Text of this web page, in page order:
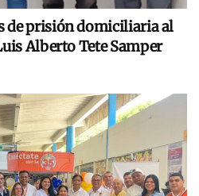
de prisión domiciliaria al
Alberto Tete Samper